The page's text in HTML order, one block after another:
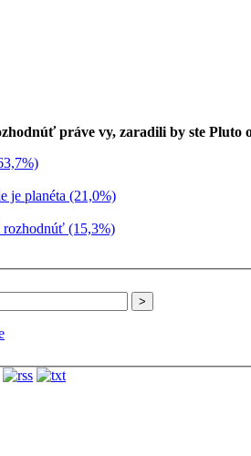
práve vy, zaradili by ste Pluto
je planéta (21,0%)
rozhodnúť (15,3%)